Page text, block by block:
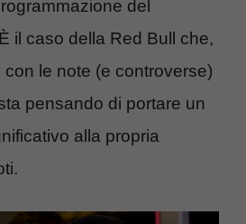
del
il caso della Red Bull che,
con le note (e controverse)
pensando di portare un
alla propria